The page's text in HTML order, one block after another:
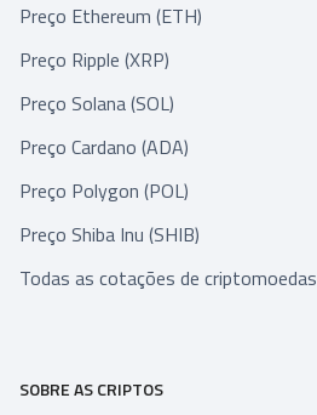
Preço Ethereum (ETH)
Preço Ripple (XRP)
Preço Solana (SOL)
Preço Cardano (ADA)
Preço Polygon (POL)
Preço Shiba Inu (SHIB)
Todas as cotações de criptomoedas
SOBRE AS CRIPTOS